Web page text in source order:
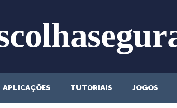
APLICAÇÕES TUTORIAIS JOGOS